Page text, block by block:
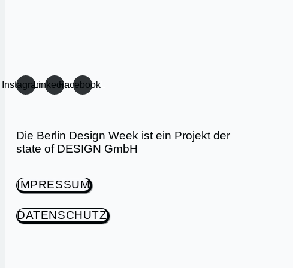
InstagramLinkedinFacebook
Die Berlin Design Week ist ein Projekt der
state of DESIGN GmbH
IMPRESSUM
DATENSCHUTZ